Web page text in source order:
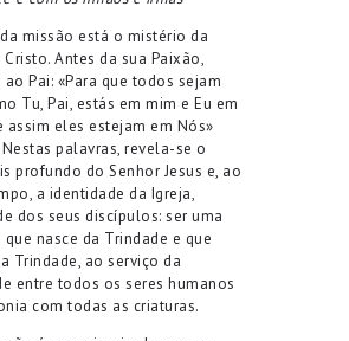
missão está o mistério da
Antes da sua Paixão,
ao Pai: «Para que todos sejam
Tu, Pai, estás em mim e Eu em
assim eles estejam em Nós»
palavras, revela-se o
profundo do Senhor Jesus e, ao
a identidade da Igreja,
dos seus discípulos: ser uma
nasce da Trindade e que
Trindade, ao serviço da
entre todos os seres humanos
com todas as criaturas.